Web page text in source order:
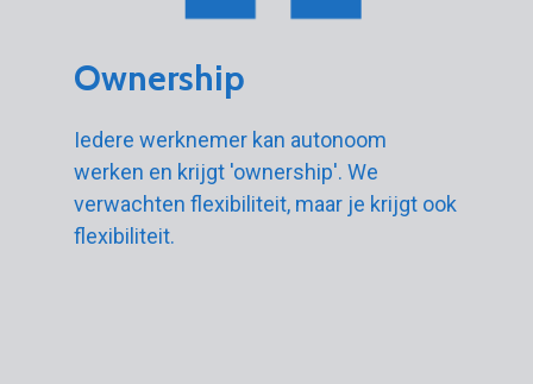
Ownership
Iedere werknemer kan autonoom
werken en krijgt 'ownership'. We
verwachten flexibiliteit, maar je krijgt ook
flexibiliteit.